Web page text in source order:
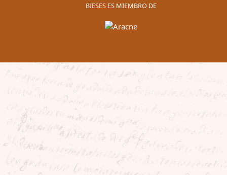
BIESES ES MIEMBRO DE